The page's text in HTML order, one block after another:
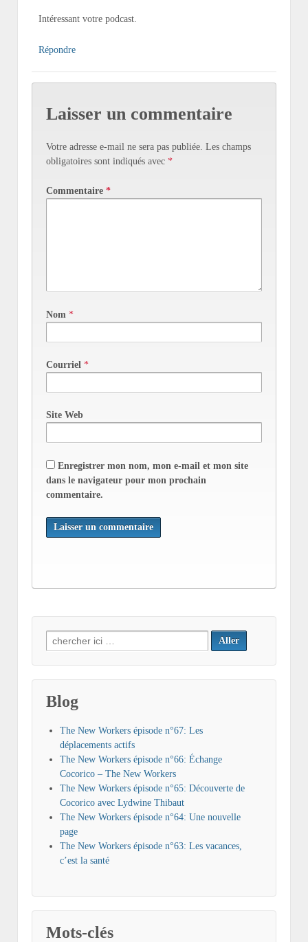
Intéressant votre podcast.
Répondre
Laisser un commentaire
Votre adresse e-mail ne sera pas publiée. Les champs
obligatoires sont indiqués avec *
Commentaire *
Nom *
Courriel *
Site Web
Enregistrer mon nom, mon e-mail et mon site
dans le navigateur pour mon prochain
commentaire.
Search
for:
Blog
The New Workers épisode n°67: Les
déplacements actifs
The New Workers épisode n°66: Échange
Cocorico – The New Workers
The New Workers épisode n°65: Découverte de
Cocorico avec Lydwine Thibaut
The New Workers épisode n°64: Une nouvelle
page
The New Workers épisode n°63: Les vacances,
c’est la santé
Mots-clés